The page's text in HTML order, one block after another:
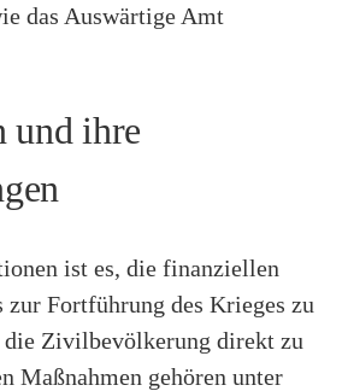
das Auswärtige Amt
und ihre
ist es, die finanziellen
Fortführung des Krieges zu
die Zivilbevölkerung direkt zu
Maßnahmen gehören unter